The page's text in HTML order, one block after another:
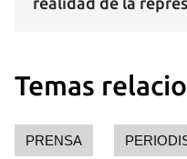
Temas
PRENSA